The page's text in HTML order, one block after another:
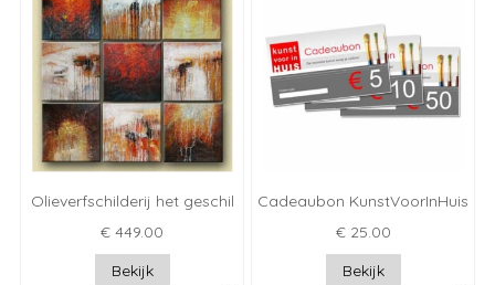
Olieverfschilderij het geschil
€ 449.00
Bekijk
Cadeaubon KunstVoorInHuis
€ 25.00
Bekijk